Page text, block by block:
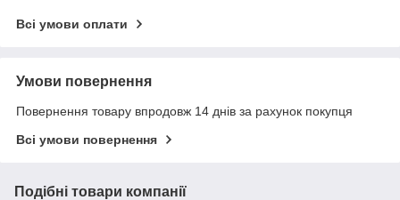
Всі умови оплати
Умови повернення
Повернення товару впродовж 14 днів за рахунок покупця
Всі умови повернення
Подібні товари компанії